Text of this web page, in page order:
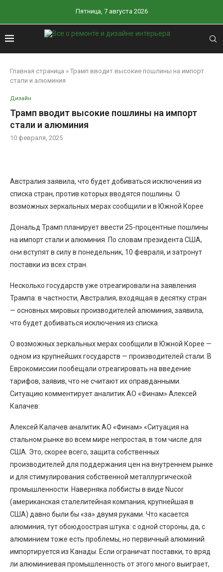
Пятница, 7 августа 2026
Главная страница » Трамп вводит высокие пошлины на импорт
стали и алюминия
Дизайн
Трамп вводит высокие пошлины на импорт
стали и алюминия
10 февраля, 2025
Австралия заявила, что будет добиваться исключения из
списка стран, против которых вводятся пошлины. О
возможных зеркальных мерах сообщили и в Южной Корее
Дональд Трамп планирует ввести 25-процентные пошлины
на импорт стали и алюминия. По словам президента США,
они вступят в силу в понедельник, 10 февраля, и затронут
поставки из всех стран.
Несколько государств уже отреагировали на заявления
Трампа: в частности, Австралия, входящая в десятку стран
— основных мировых производителей алюминия, заявила,
что будет добиваться исключения из списка.
О возможных зеркальных мерах сообщили в Южной Корее —
одном из крупнейших государств — производителей стали. В
Еврокомиссии пообещали отреагировать на введение
тарифов, заявив, что не считают их оправданными.
Ситуацию комментирует аналитик АО «Финам» Алексей
Калачев:
Алексей Калачев аналитик АО «Финам» «Ситуация на
стальном рынке во всем мире непростая, в том числе для
США. Это, скорее всего, защита собственных
производителей для поддержания цен на внутреннем рынке
и для стимулирования собственной металлургической
промышленности. Наверняка лоббисты в виде Nucor
(американская сталелитейная компания, крупнейшая в
США) давно были бы «за» двумя руками. Что касается
алюминия, тут обоюдоострая штука: с одной стороны, да, с
алюминием тоже есть проблемы, но первичный алюминий
импортируется из Канады. Если ограничат поставки, то вряд
ли алюминиевая промышленность от этого много выиграет,